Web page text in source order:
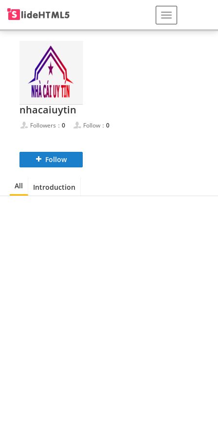
nhacaiuytin
Followers： 0 Follow： 0
Follow
All Introduction